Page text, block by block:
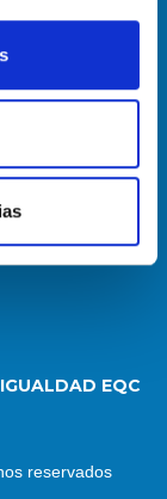
EQC
reservados